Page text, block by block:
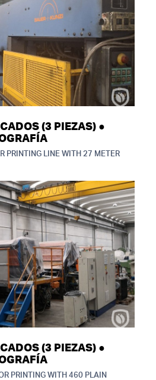
(3 PIEZAS) ●
PRINTING LINE WITH 27 METER
(3 PIEZAS) ●
PRINTING WITH 460 PLAIN